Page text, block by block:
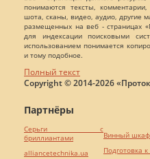
понимаются тексты,
шота, сканы, видео, аудио, другие
размещенных на веб - страницах
для индексации поисковыми
использованием понимается
и тому подобное.
Полный текст
Copyright © 2014-2026
Партнёры
Серьги с
бриллиантами
alliancetechnika.ua
Винный шкаф
Подготовка